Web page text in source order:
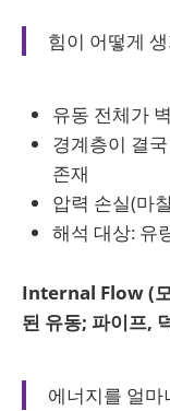
힘이 어떻게
유동 전체가
경계층이 결
존재
압력 손실(마
해석 대상: 유
Internal Flow (모
된 유동; 파이프,
에너지를 얼마